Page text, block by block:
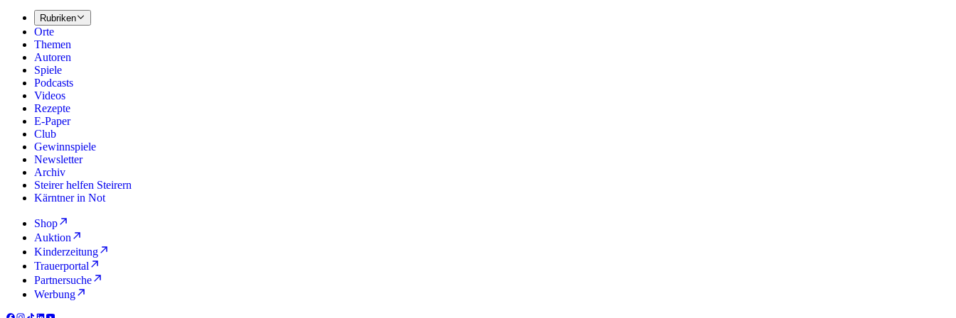
Rubriken
Orte
Themen
Autoren
Spiele
Podcasts
Videos
Rezepte
E-Paper
Club
Gewinnspiele
Newsletter
Archiv
Steirer helfen Steirern
Kärntner in Not
Shop
Auktion
Kinderzeitung
Trauerportal
Partnersuche
Werbung